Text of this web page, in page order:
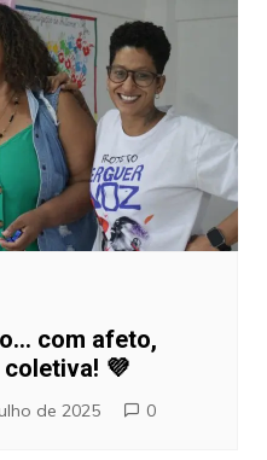
com afeto,
💜
de 2025 0